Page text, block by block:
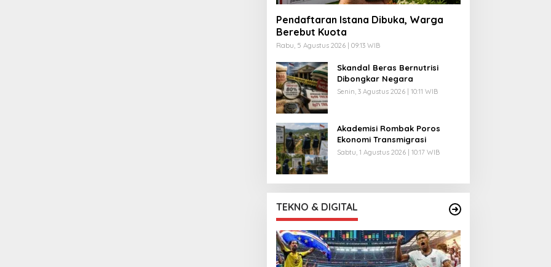
Pendaftaran Istana Dibuka, Warga
Berebut Kuota
Rabu, 5 Agustus 2026 | 09:13 WIB
Skandal Beras Bernutrisi
Dibongkar Negara
Senin, 3 Agustus 2026 | 10:11 WIB
Akademisi Rombak Poros
Ekonomi Transmigrasi
Sabtu, 1 Agustus 2026 | 10:17 WIB
TEKNO & DIGITAL